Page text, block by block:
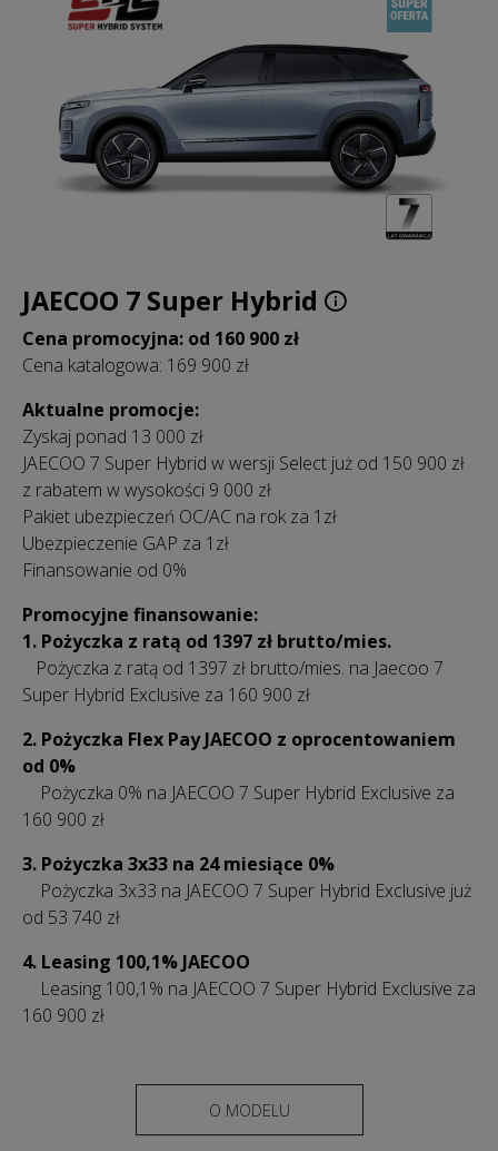
JAECOO 7 Super Hybrid
Cena promocyjna: od 160 900 zł
Cena katalogowa: 169 900 zł
Aktualne promocje:
Zyskaj ponad 13 000 zł
JAECOO 7 Super Hybrid w wersji Select już od 150 900 zł
z rabatem w wysokości 9 000 zł
Pakiet ubezpieczeń OC/AC na rok za 1zł
Ubezpieczenie GAP za 1zł
Finansowanie od 0%
Promocyjne finansowanie:
1. Pożyczka z ratą od 1397 zł brutto/mies.
Pożyczka z ratą od 1397 zł brutto/mies. na Jaecoo 7
Super Hybrid Exclusive za 160 900 zł
2. Pożyczka Flex Pay JAECOO z oprocentowaniem
od 0%
Pożyczka 0% na JAECOO 7 Super Hybrid Exclusive za
160 900 zł
3. Pożyczka 3x33 na 24 miesiące 0%
Pożyczka 3x33 na JAECOO 7 Super Hybrid Exclusive już
od 53 740 zł
4. Leasing 100,1% JAECOO
Leasing 100,1% na JAECOO 7 Super Hybrid Exclusive za
160 900 zł
O MODELU